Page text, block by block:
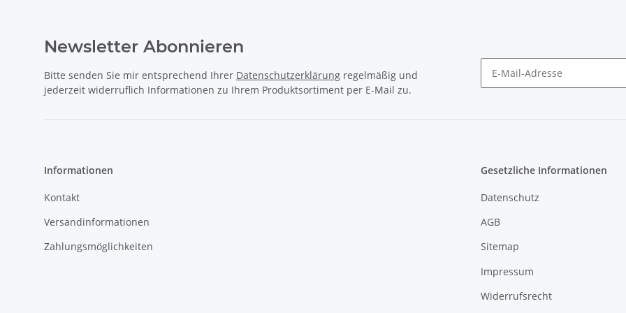
Newsletter Abonnieren
Bitte senden Sie mir entsprechend Ihrer Datenschutzerklärung regelmäßig und
jederzeit widerruflich Informationen zu Ihrem Produktsortiment per E-Mail zu.
Informationen
Kontakt
Versandinformationen
Zahlungsmöglichkeiten
Gesetzliche Informationen
Datenschutz
AGB
Sitemap
Impressum
Widerrufsrecht